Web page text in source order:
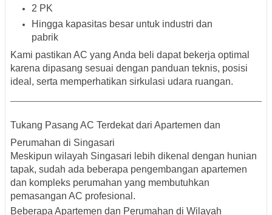
2 PK
Hingga kapasitas besar untuk industri dan
pabrik
Kami pastikan AC yang Anda beli dapat bekerja optimal
karena dipasang sesuai dengan panduan teknis, posisi
ideal, serta memperhatikan sirkulasi udara ruangan.
Tukang Pasang AC Terdekat dari Apartemen dan
Perumahan di Singasari
Meskipun wilayah Singasari lebih dikenal dengan hunian
tapak, sudah ada beberapa pengembangan apartemen
dan kompleks perumahan yang membutuhkan
pemasangan AC profesional.
Beberapa Apartemen dan Perumahan di Wilayah